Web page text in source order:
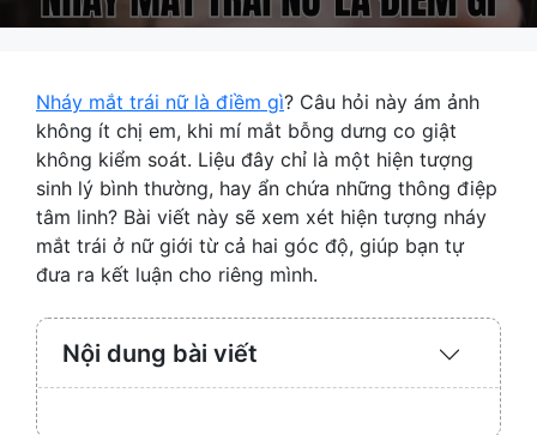
Nháy mắt trái nữ là điềm gì? Câu hỏi này ám ảnh
không ít chị em, khi mí mắt bỗng dưng co giật
không kiểm soát. Liệu đây chỉ là một hiện tượng
sinh lý bình thường, hay ẩn chứa những thông điệp
tâm linh? Bài viết này sẽ xem xét hiện tượng nháy
mắt trái ở nữ giới từ cả hai góc độ, giúp bạn tự
đưa ra kết luận cho riêng mình.
Nội dung bài viết
Expand